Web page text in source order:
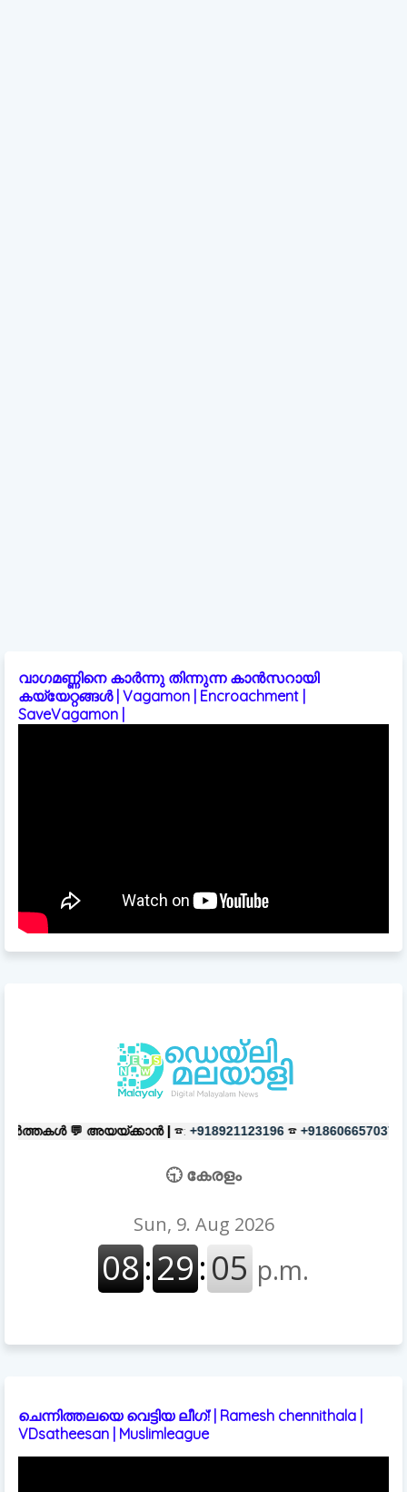
വാഗമണ്ണിനെ കാർന്നു തിന്നുന്ന കാൻസറായി
കയ്യേറ്റങ്ങൾ | Vagamon | Encroachment |
SaveVagamon |
| ☎: +918921123196 ☎ +918606657037 പരസ്യങ്ങൾക്ക്
🕤 കേരളം
ചെന്നിത്തലയെ വെട്ടിയ ലീഗ്! | Ramesh chennithala |
VDsatheesan | Muslimleague